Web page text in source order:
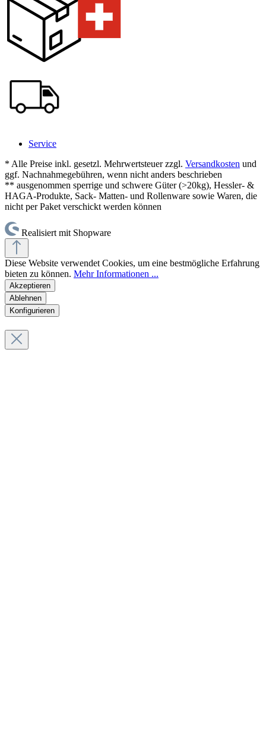
Service
* Alle Preise inkl. gesetzl. Mehrwertsteuer zzgl. Versandkosten und
ggf. Nachnahmegebühren, wenn nicht anders beschrieben
** ausgenommen sperrige und schwere Güter (>20kg), Hessler- &
HAGA-Produkte, Sack- Matten- und Rollenware sowie Waren, die
nicht per Paket verschickt werden können
Realisiert mit Shopware
Diese Website verwendet Cookies, um eine bestmögliche Erfahrung
bieten zu können. Mehr Informationen ...
Akzeptieren
Ablehnen
Konfigurieren